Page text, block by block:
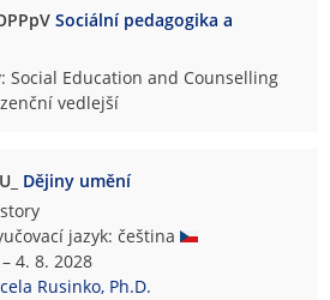
Sociální pedagogika a
Social Education and Counselling
vedlejší
Dějiny umění
jazyk: čeština
4. 8. 2028
Rusinko, Ph.D.